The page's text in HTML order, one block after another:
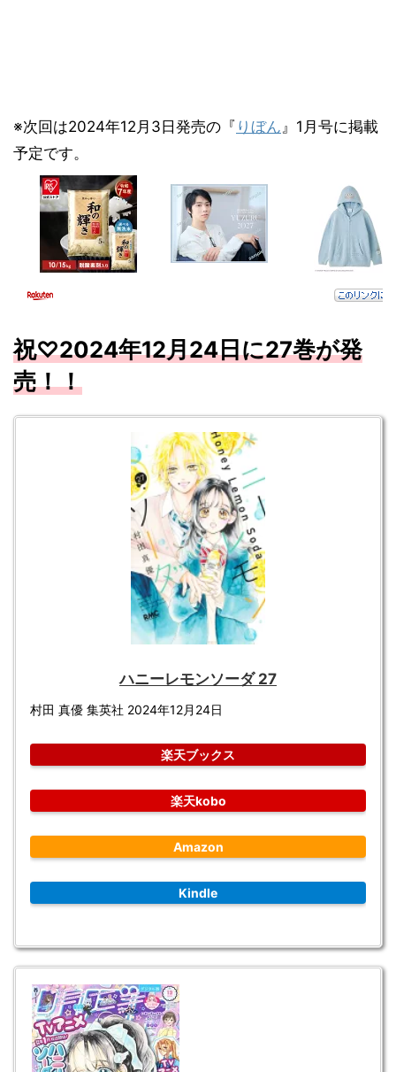
※次回は2024年12月3日発売の『 りぼん』1月号に掲載
予定です。
祝♡2024年12月24日に27巻が発
売！！
ハニーレモンソーダ 27
村田 真優 集英社 2024年12月24日
楽天ブックス
楽天kobo
Amazon
Kindle